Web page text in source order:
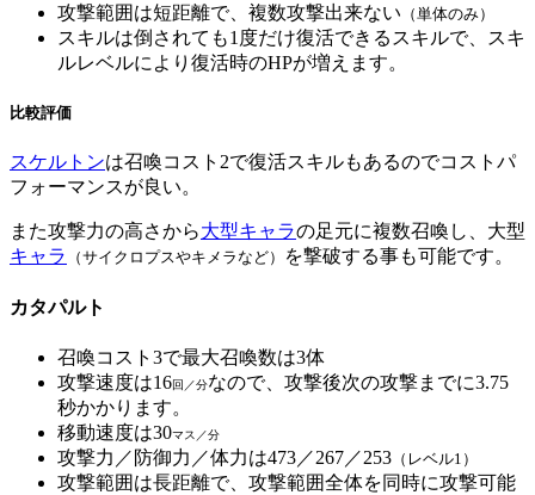
攻撃範囲は短距離で、複数攻撃出来ない （単体のみ）
スキルは倒されても1度だけ復活できるスキルで、スキ
ルレベルにより復活時のHPが増えます。
比較評価
スケルトンは召喚コスト2で復活スキルもあるのでコストパ
フォーマンスが良い。
また攻撃力の高さから大型キャラの足元に複数召喚し、大型
キャラ
（サイクロプスやキメラなど） を撃破する事も可能です。
カタパルト
召喚コスト3で最大召喚数は3体
攻撃速度は16回／分なので、攻撃後次の攻撃までに3.75
秒かかります。
移動速度は30マス／分
攻撃力／防御力／体力は473／267／253 （レベル1）
攻撃範囲は長距離で、攻撃範囲全体を同時に攻撃可能